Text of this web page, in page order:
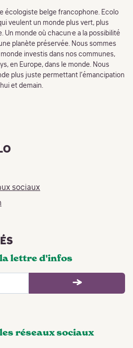
écologiste belge francophone. Ecolo
veulent un monde plus vert, plus
monde où chacun·e a la possibilité
planète préservée. Nous sommes
investis dans nos communes,
en Europe, dans le monde. Nous
plus juste permettant l’émancipation
et demain.
sociaux
lettre d'infos
réseaux sociaux